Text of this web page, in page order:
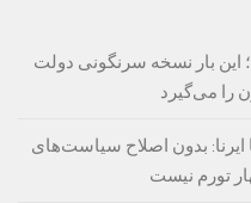
این بار نسخه سرنگونی دولت
را می‌گیرد
بدون اصلاح سیاست‌های
تورم نیست